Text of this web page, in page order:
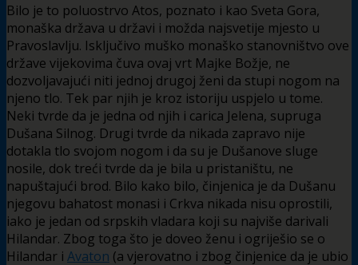
Bilo je to poluostrvo Atos, poznato i kao Sveta Gora,
monaška država u državi i možda najsvetije mjesto u
Pravoslavlju. Isključivo muško monaško stanovništvo ove
države vijekovima čuva ovaj vrt Majke Božje, ne
dozvoljavajući niti jednoj drugoj ženi da stupi nogom na
njeno tlo. Tek par njih je kroz istoriju uspjelo u tome.
Neki tvrde da je jedna od njih i carica Jelena, supruga
Dušana Silnog. Drugi tvrde da nikada zapravo nije
dotakla tlo svojom nogom i da su je Dušanove sluge
nosile, dok treći tvrde da je bila u pristaništu, ne
napuštajući brod. Bilo kako bilo, činjenica je da Dušanu
njegovu bahatost monasi i Crkva nikada nisu oprostili,
iako je jedan od srpskih vladara koji su najviše darivali
Hilandar. Zbog toga što je doveo ženu i ogriješio se o
Hilandar i Avaton (a vjerovatno i zbog činjenice da je ubio